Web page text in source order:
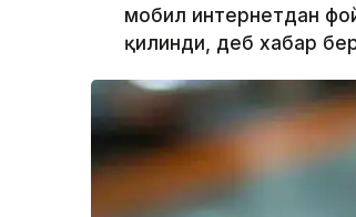
мобил интернетдан
қилинди, деб хабар